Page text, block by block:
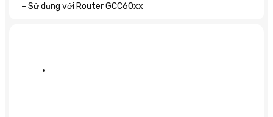
– Sử dụng với Router GCC60xx